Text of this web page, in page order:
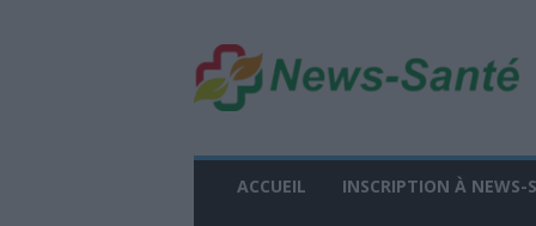
w
s
ACCUEIL INSCRIPTION À NEWS-